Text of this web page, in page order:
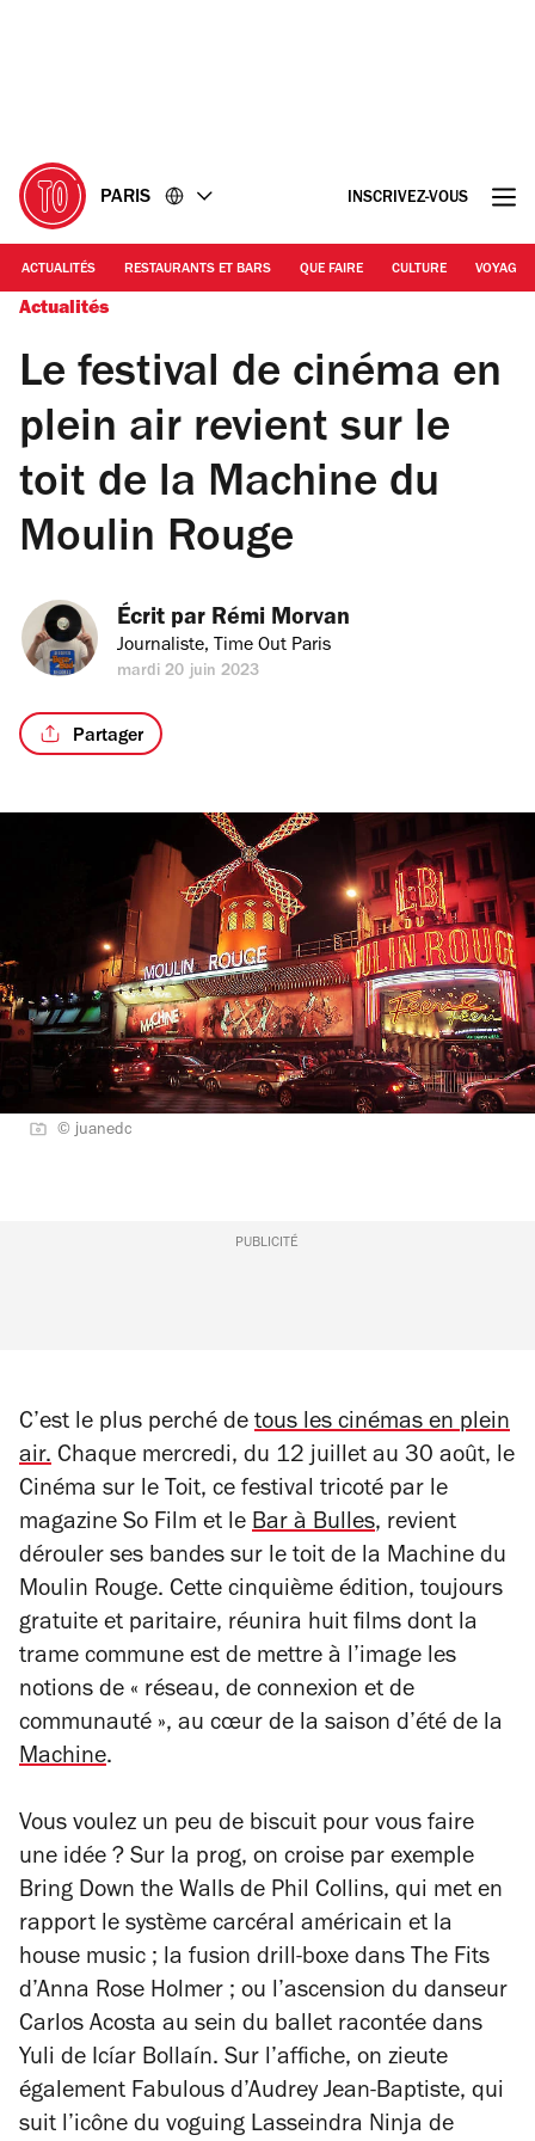
PARIS INSCRIVEZ-VOUS
ACTUALITÉS RESTAURANTS ET BARS QUE FAIRE CULTURE VOYAGE
Actualités
Le festival de cinéma en
plein air revient sur le
toit de la Machine du
Moulin Rouge
Écrit par Rémi Morvan
Journaliste, Time Out Paris
mardi 20 juin 2023
Partager
© juanedc
PUBLICITÉ
C’est le plus perché de tous les cinémas en plein
air. Chaque mercredi, du 12 juillet au 30 août, le
Cinéma sur le Toit, ce festival tricoté par le
magazine So Film et le Bar à Bulles, revient
dérouler ses bandes sur le toit de la Machine du
Moulin Rouge. Cette cinquième édition, toujours
gratuite et paritaire, réunira huit films dont la
trame commune est de mettre à l’image les
notions de « réseau, de connexion et de
communauté », au cœur de la saison d’été de la
Machine.
Vous voulez un peu de biscuit pour vous faire
une idée ? Sur la prog, on croise par exemple
Bring Down the Walls de Phil Collins, qui met en
rapport le système carcéral américain et la
house music ; la fusion drill-boxe dans The Fits
d’Anna Rose Holmer ; ou l’ascension du danseur
Carlos Acosta au sein du ballet racontée dans
Yuli de Icíar Bollaín. Sur l’affiche, on zieute
également Fabulous d’Audrey Jean-Baptiste, qui
suit l’icône du voguing Lasseindra Ninja de